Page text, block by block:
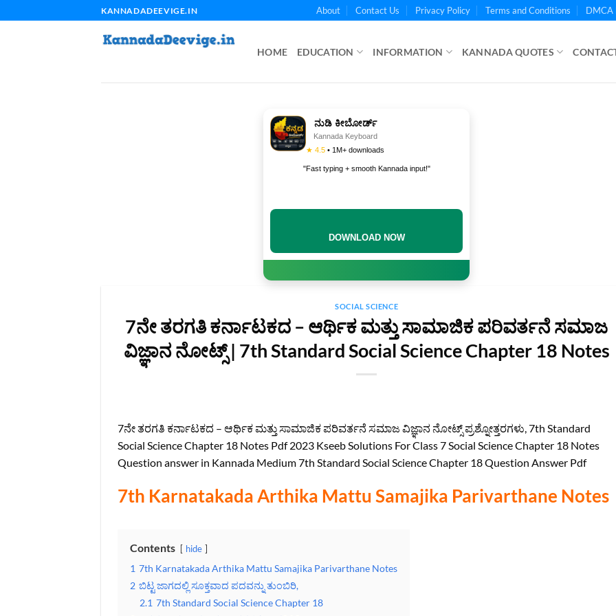
to
KANNADADEEVIGE.IN About Contact Us Privacy Policy Terms and Conditions DMCA
HOME EDUCATION INFORMATION KANNADA QUOTES
ನುಡಿ ಕೀಬೋರ್ಡ್
Kannada Keyboard
★ 4.5 • 1M+ downloads
"Fast typing + smooth Kannada input!"
DOWNLOAD NOW
SOCIAL SCIENCE
7ನೇ ತರಗತಿ ಕರ್ನಾಟಕ‌ದ – ಆರ್ಥಿಕ ಮತ್ತು ಸಾಮಾಜಿಕ ಪರಿವರ್ತನೆ ಸಮಾಜ
ವಿಜ್ಞಾನ ನೋಟ್ಸ್ | 7th Standard Social Science Chapter 18 Notes
7ನೇ ತರಗತಿ ಕರ್ನಾಟಕ‌ದ – ಆರ್ಥಿಕ ಮತ್ತು ಸಾಮಾಜಿಕ ಪರಿವರ್ತನೆ ಸಮಾಜ ವಿಜ್ಞಾನ ನೋಟ್ಸ್ ಪ್ರಶ್ನೋತ್ತರಗಳು, 7th Standard
Social Science Chapter 18 Notes Pdf 2023 Kseeb Solutions For Class 7 Social Science Chapter 18 Notes
Question answer in Kannada Medium 7th Standard Social Science Chapter 18 Question Answer Pdf
7th Karnatakada Arthika Mattu Samajika Parivarthane Notes
Contents hide
1 7th Karnatakada Arthika Mattu Samajika Parivarthane Notes
2 ಬಿಟ್ಟ ಜಾಗದಲ್ಲಿ ಸೂಕ್ತವಾದ ಪದವನ್ನು ತುಂಬಿರಿ,
2.1 7th Standard Social Science Chapter 18